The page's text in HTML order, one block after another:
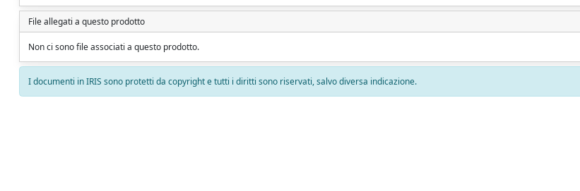
File allegati a questo prodotto
Non ci sono file associati a questo prodotto.
I documenti in IRIS sono protetti da copyright e tutti i diritti sono riservati, salvo diversa indicazione.